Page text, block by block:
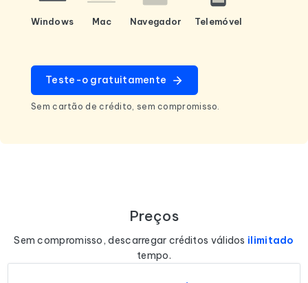
Windows Mac Navegador Telemóvel
Teste-o gratuitamente
Sem cartão de crédito, sem compromisso.
Preços
Sem compromisso, descarregar créditos válidos ilimitado
tempo.